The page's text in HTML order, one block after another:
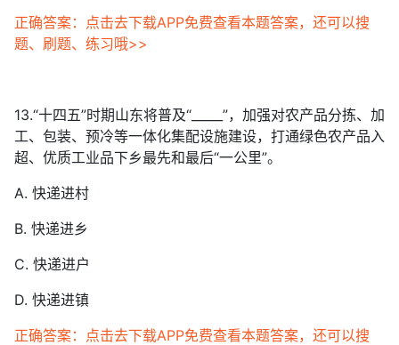
正确答案：点击去下载APP免费查看本题答案，还可以搜
题、刷题、练习哦>>
13.“十四五”时期山东将普及“_____”，加强对农产品分拣、加
工、包装、预冷等一体化集配设施建设，打通绿色农产品入
超、优质工业品下乡最先和最后“一公里”。
A. 快递进村
B. 快递进乡
C. 快递进户
D. 快递进镇
正确答案：点击去下载APP免费查看本题答案，还可以搜